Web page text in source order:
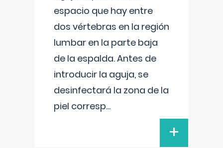
espacio que hay entre
dos vértebras en la región
lumbar en la parte baja
de la espalda. Antes de
introducir la aguja, se
desinfectará la zona de la
piel corresp...
+